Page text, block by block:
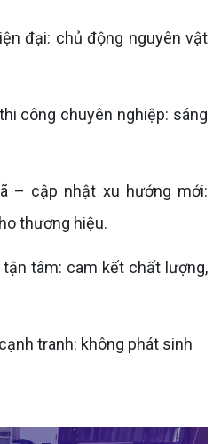
đại: chủ động nguyên vật
công chuyên nghiệp: sáng
cập nhật xu hướng mới:
thương hiệu.
tâm: cam kết chất lượng,
tranh: không phát sinh